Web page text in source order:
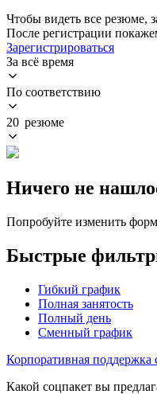
Чтобы видеть все резюме,
После регистрации
Зарегистрироваться
За всё время
По соответствию
20 резюме
Ничего не
Попробуйте изменить
Быстрые
Гибкий график
Полная занятость
Полный день
Сменный график
Корпоративная поддержка
Какой соцпакет вы